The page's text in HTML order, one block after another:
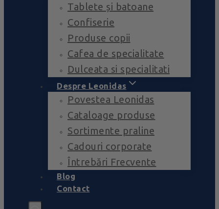
Tablete și batoane
Confiserie
Produse copii
Cafea de specialitate
Dulceata si specialitati
Despre Leonidas
Povestea Leonidas
Cataloage produse
Sortimente praline
Cadouri corporate
Întrebări Frecvente
Blog
Contact